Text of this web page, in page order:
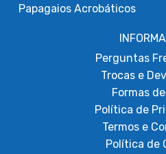
Papagaios Acrobáticos
Perguntas
Trocas e
Formas
Política de
Termos e
Política de